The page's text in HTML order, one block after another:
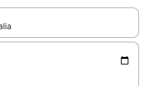
се покажат, използвайте